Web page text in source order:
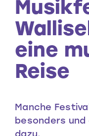
eine
Reise
Manche
besonders und
dazu.